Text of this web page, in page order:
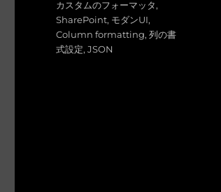
リ
ー
タ
グ
カスタムのフォーマッタ,
SharePoint, モダンUI,
Column formatting,列の書
式設定,JSON